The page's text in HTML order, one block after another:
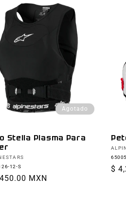
Agotado
Stella Plasma Para
12-S
MXN
$